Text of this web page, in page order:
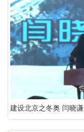
建设北京之冬奥 闫晓谦